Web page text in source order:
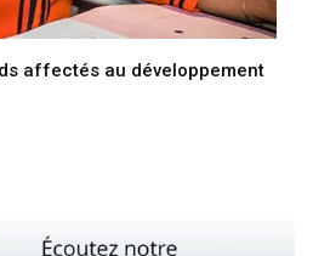
affectés au développement